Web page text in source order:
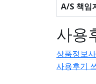
A/S 책임
사용
상품정보
사용후기